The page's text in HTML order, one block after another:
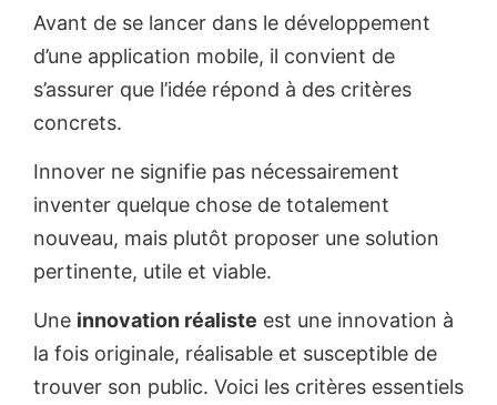
Avant de se lancer dans le développement
d’une application mobile, il convient de
s’assurer que l’idée répond à des critères
concrets.
Innover ne signifie pas nécessairement
inventer quelque chose de totalement
nouveau, mais plutôt proposer une solution
pertinente, utile et viable.
Une innovation réaliste est une innovation à
la fois originale, réalisable et susceptible de
trouver son public. Voici les critères essentiels